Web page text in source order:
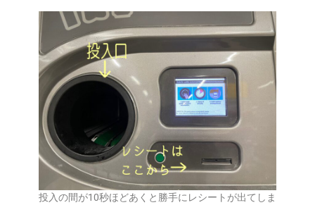
投入の間が10秒ほどあくと勝手にレシートが出てしま